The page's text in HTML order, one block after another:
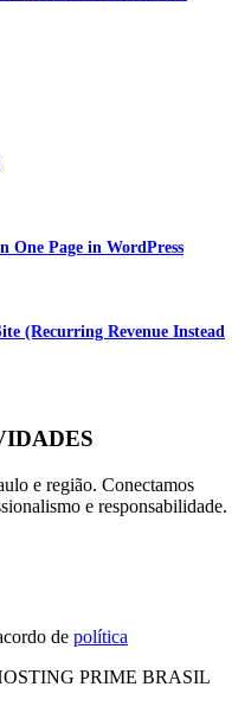
One Page in WordPress
(Recurring Revenue Instead
e região. Conectamos
e responsabilidade.
de política
PRIME BRASIL